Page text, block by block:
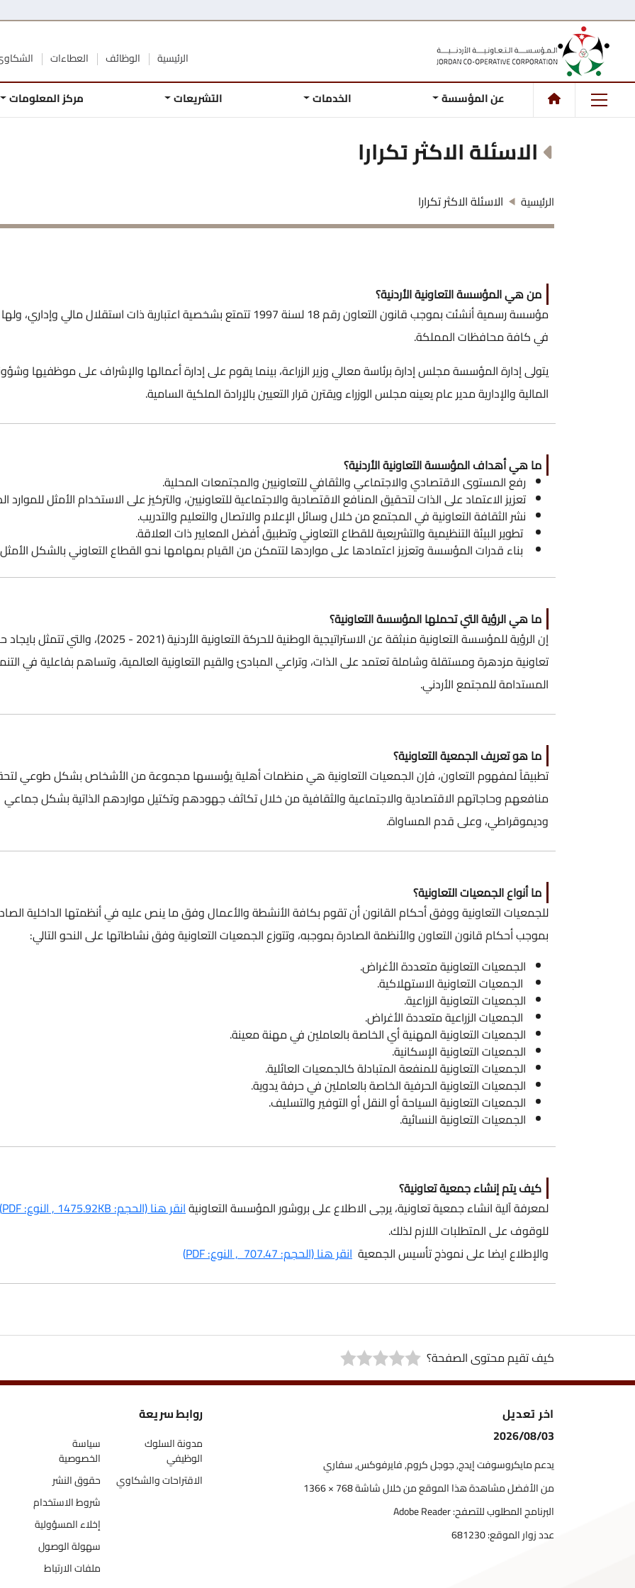
الرئيسية الوظائف العطاءات
عن المؤسسة الخدمات التشريعات مركز المعلومات
الاسئلة الاكثر تكرارا
الرئيسية الاسئلة الاكثر تكرارا
من هي المؤسسة التعاونية الأردنية؟
مؤسسة رسمية أنشئت بموجب قانون التعاون رقم 18 لسنة 1997 تتمتع بشخصية اعتبارية ذات استقلال مالي
في كافة محافظات المملكة.
يتولى إدارة المؤسسة مجلس إدارة برئاسة معالي وزير الزراعة، بينما يقوم على إدارة أعمالها والإشراف على موظفيها
المالية والإدارية مدير عام يعينه مجلس الوزراء ويقترن قرار التعيين بالإرادة الملكية السامية.
ما هي أهداف المؤسسة التعاونية الأردنية؟
رفع المستوى الاقتصادي والاجتماعي والثقافي للتعاونيين والمجتمعات المحلية.
تعزيز الاعتماد على الذات لتحقيق المنافع الاقتصادية والاجتماعية للتعاونيين، والتركيز على الاستخدام الأمثل للموارد
نشر الثقافة التعاونية في المجتمع من خلال وسائل الإعلام والاتصال والتعليم والتدريب.
تطوير البيئة التنظيمية والتشريعية للقطاع التعاوني وتطبيق أفضل المعايير ذات العلاقة.
بناء قدرات المؤسسة وتعزيز اعتمادها على مواردها لتتمكن من القيام بمهامها نحو القطاع التعاوني بالشكل
ما هي الرؤية التي تحملها المؤسسة التعاونية؟
إن الرؤية للمؤسسة التعاونية منبثقة عن الاستراتيجية الوطنية للحركة التعاونية الأردنية (2021 - 2025)،
تعاونية مزدهرة ومستقلة وشاملة تعتمد على الذات، وتراعي المبادئ والقيم التعاونية العالمية، وتساهم بفاعلية في
المستدامة للمجتمع الأردني.
ما هو تعريف الجمعية التعاونية؟
تطبيقاً لمفهوم التعاون، فإن الجمعيات التعاونية هي منظمات أهلية يؤسسها مجموعة من الأشخاص بشكل طوعي
منافعهم وحاجاتهم الاقتصادية والاجتماعية والثقافية من خلال تكاثف جهودهم وتكتيل مواردهم الذاتية بشكل جماعي
وديموقراطي، وعلى قدم المساواة.
ما أنواع الجمعيات التعاونية؟
للجمعيات التعاونية ووفق أحكام القانون أن تقوم بكافة الأنشطة والأعمال وفق ما ينص عليه في أنظمتها الداخلية
بموجب أحكام قانون التعاون والأنظمة الصادرة بموجبه، وتتوزع الجمعيات التعاونية وفق نشاطاتها على النحو التالي:
الجمعيات التعاونية متعددة الأغراض.
الجمعيات التعاونية الاستهلاكية.
الجمعيات التعاونية الزراعية.
الجمعيات الزراعية متعددة الأغراض.
الجمعيات التعاونية المهنية أي الخاصة بالعاملين في مهنة معينة.
الجمعيات التعاونية الإسكانية.
الجمعيات التعاونية للمنفعة المتبادلة كالجمعيات العائلية.
الجمعيات التعاونية الحرفية الخاصة بالعاملين في حرفة يدوية.
الجمعيات التعاونية السياحة أو النقل أو التوفير والتسليف.
الجمعيات التعاونية النسائية.
كيف يتم إنشاء جمعية تعاونية؟
لمعرفة آلية انشاء جمعية تعاونية، يرجى الاطلاع على بروشور المؤسسة التعاونيةانقر هنا (الحجم: 1475.92KB , النوع: PDF)
للوقوف على المتطلبات اللازم لذلك.
والإطلاع ايضا على نموذج تأسيس الجمعية انقر هنا (الحجم: 707.47 , النوع: PDF)
كيف تقيم محتوى الصفحة؟
اخر تعديل
2026/08/03
يدعم مايكروسوفت إيدج, جوجل كروم, فايرفوكس, سفاري
من الأفضل مشاهدة هذا الموقع من خلال شاشة 768 × 1366
البرنامج المطلوب للتصفح: Adobe Reader
عدد زوار الموقع:681230
روابط سريعة
مدونة السلوك
الوظيفي
الاقتراحات والشكاوي
سياسة
الخصوصية
حقوق النشر
شروط الاستخدام
إخلاء المسؤولية
سهولة الوصول
ملفات الارتباط